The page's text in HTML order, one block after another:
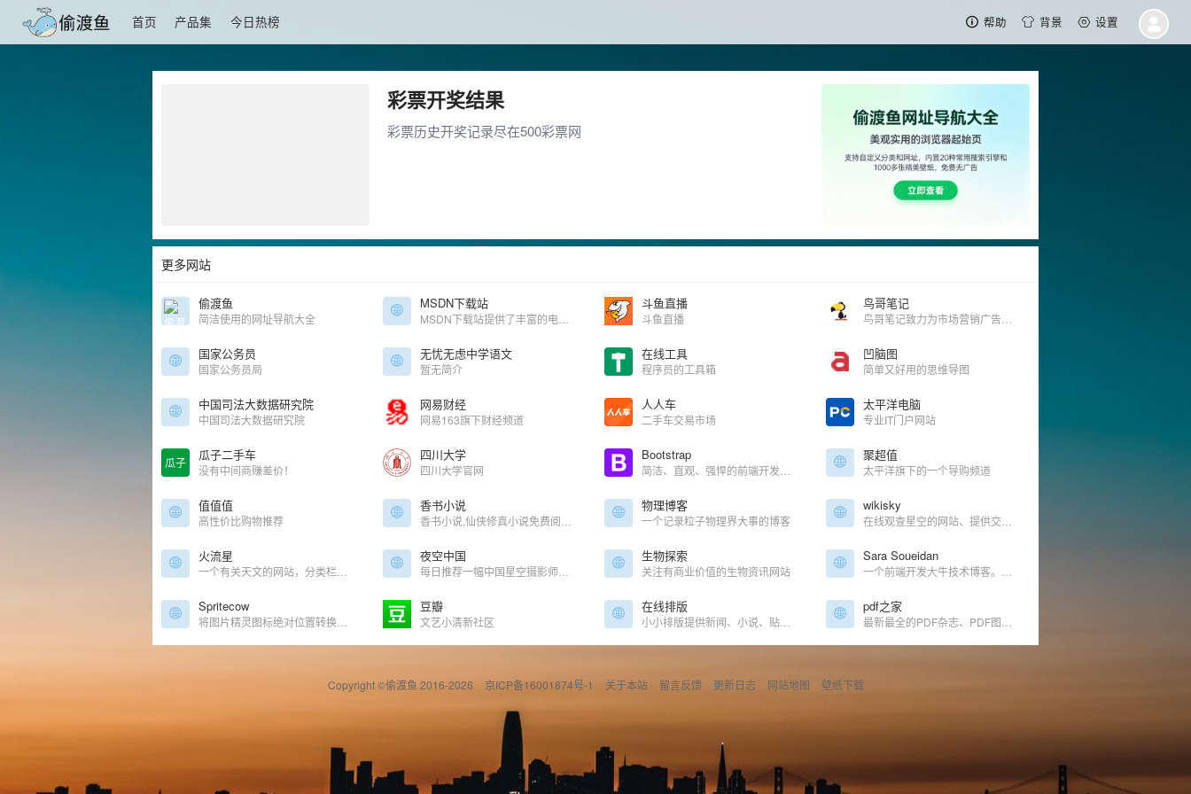
首页 产品集 今日热榜 帮助 背景 设置
彩票开奖结果
彩票历史开奖记录尽在500彩票网
更多网站
偷渡鱼
简洁使用的网址导航大全
MSDN下载站 斗鱼直播
斗鱼直播
鸟哥笔记
国家公务员
国家公务员局
无忧无虑中学语文
暂无简介
在线工具
程序员的工具箱
凹脑图
简单又好用的思维导图
中国司法大数据研究院
中国司法大数据研究院
网易财经
网易163旗下财经频道
人人车
二手车交易市场
太平洋电脑
专业IT门户网站
瓜子 瓜子二手车
没有中间商赚差价！
四川大学
四川大学官网
Bootstrap 聚超值
太平洋旗下的一个导购频道
值值值
高性价比购物推荐
香书小说 物理博客
一个记录粒子物理界大事的博客
wikisky
火流星 夜空中国 生物探索
关注有商业价值的生物资讯网站
Sara Soueidan
Spritecow 豆瓣
文艺小清新社区
在线排版 pdf之家
Copyright ©偷渡鱼 2016-2026 京ICP备16001874号-1 关于本站 留言反馈 更新日志 网站地图 壁纸下载